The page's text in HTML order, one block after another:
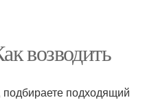
возводить
подходящий